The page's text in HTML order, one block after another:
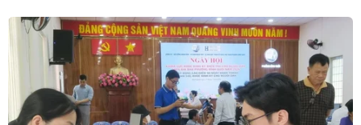
Việt Nam đóng vai trò tích
cực và chủ động trong Cộng đồng Pháp
ngữ
19/11/2022 01:00
Việt Nam đang nỗ lực góp phần tăng cường hình ảnh